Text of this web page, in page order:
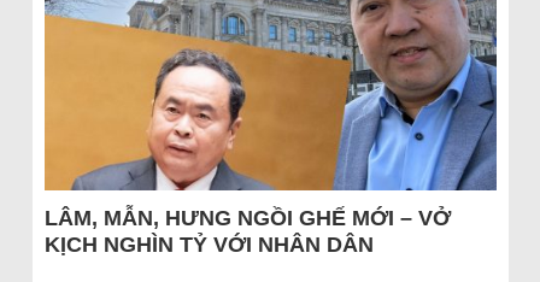
LÂM, MẪN, HƯNG NGỒI GHẾ MỚI – VỞ
KỊCH NGHÌN TỶ VỚI NHÂN DÂN